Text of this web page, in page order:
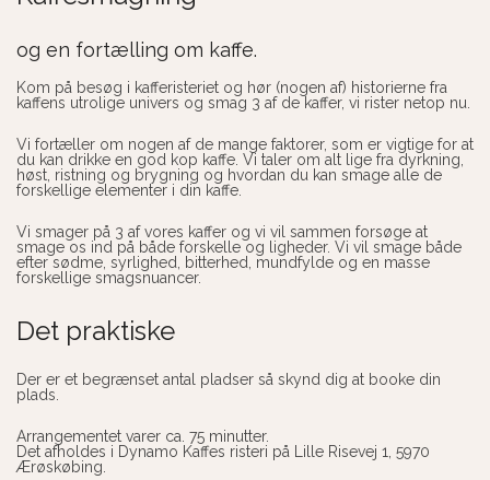
og en fortælling om kaffe.
Kom på besøg i kafferisteriet og hør (nogen af) historierne fra
kaffens utrolige univers og smag 3 af de kaffer, vi rister netop nu.
Vi fortæller om nogen af de mange faktorer, som er vigtige for at
du kan drikke en god kop kaffe. Vi taler om alt lige fra dyrkning,
høst, ristning og brygning og hvordan du kan smage alle de
forskellige elementer i din kaffe.
Vi smager på 3 af vores kaffer og vi vil sammen forsøge at
smage os ind på både forskelle og ligheder. Vi vil smage både
efter sødme, syrlighed, bitterhed, mundfylde og en masse
forskellige smagsnuancer.
Det praktiske
Der er et begrænset antal pladser så skynd dig at booke din
plads.
Arrangementet varer ca. 75 minutter.
Det afholdes i Dynamo Kaffes risteri på Lille Risevej 1, 5970
Ærøskøbing.